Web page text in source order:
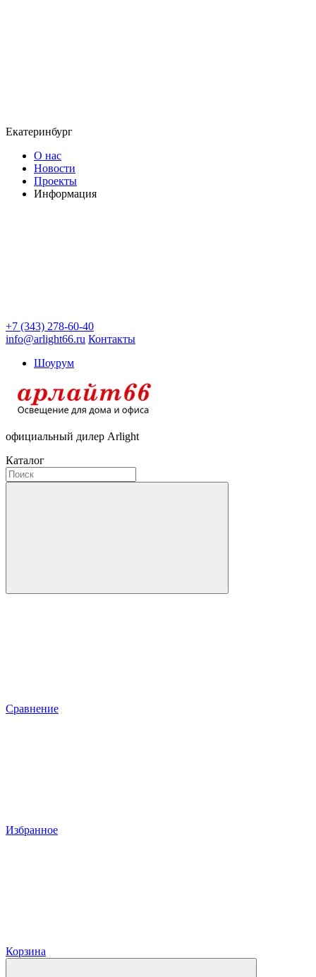
Екатеринбург
О нас
Новости
Проекты
Информация
+7 (343) 278-60-40
info@arlight66.ru Контакты
Шоурум
официальный дилер Arlight
Каталог
Сравнение
Избранное
Корзина